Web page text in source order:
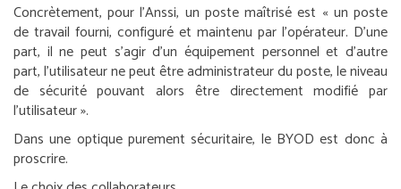
Concrètement, pour l’Anssi, un poste maîtrisé est « un poste
de travail fourni, configuré et maintenu par l’opérateur. D’une
part, il ne peut s’agir d’un équipement personnel et d’autre
part, l’utilisateur ne peut être administrateur du poste, le niveau
de sécurité pouvant alors être directement modifié par
l’utilisateur ».
Dans une optique purement sécuritaire, le BYOD est donc à
proscrire.